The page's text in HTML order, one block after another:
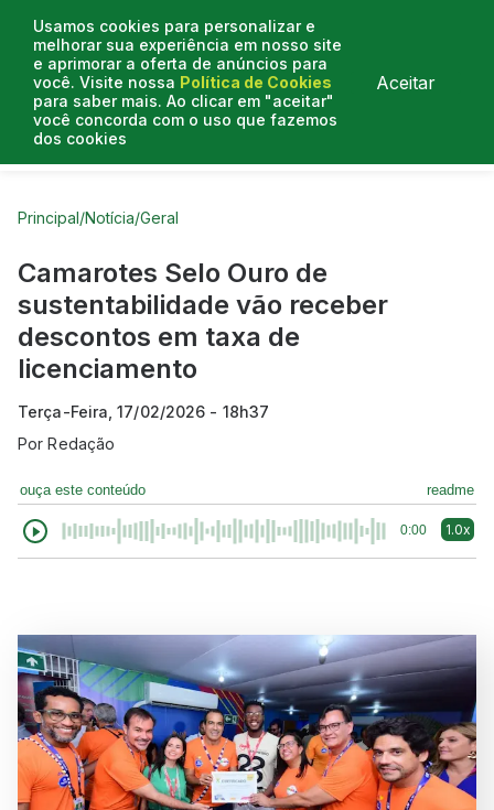
Usamos cookies para personalizar e
melhorar sua experiência em nosso site
e aprimorar a oferta de anúncios para
você. Visite nossa Política de Cookies
para saber mais. Ao clicar em "aceitar"
você concorda com o uso que fazemos
dos cookies
Aceitar
Curtas do Poder
Principal/Notícia/Geral
Camarotes Selo Ouro de
sustentabilidade vão receber
descontos em taxa de
licenciamento
Terça-Feira, 17/02/2026 - 18h37
PorRedação
ouça este conteúdo readme
0:00 1.0x